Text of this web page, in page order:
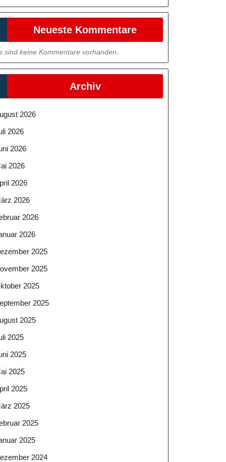
Neueste Kommentare
sind keine Kommentare vorhanden.
Archiv
2026
2026
2026
2026
2026
2026
2026
2026
2025
2025
2025
2025
2025
2025
2025
2025
2025
2025
2025
2025
2024